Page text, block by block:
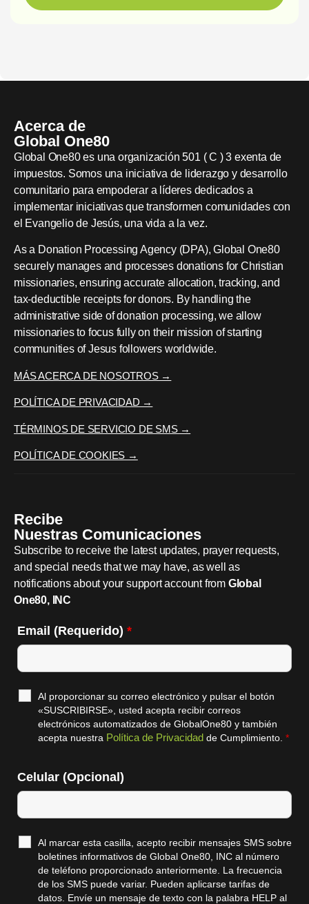
Acerca de
Global One80
Global One80 es una organización 501 ( C ) 3 exenta de
impuestos. Somos una iniciativa de liderazgo y desarrollo
comunitario para empoderar a líderes dedicados a
implementar iniciativas que transformen comunidades con
el Evangelio de Jesús, una vida a la vez.
As a Donation Processing Agency (DPA), Global One80
securely manages and processes donations for Christian
missionaries, ensuring accurate allocation, tracking, and
tax-deductible receipts for donors. By handling the
administrative side of donation processing, we allow
missionaries to focus fully on their mission of starting
communities of Jesus followers worldwide.
MÁS ACERCA DE NOSOTROS →
POLÍTICA DE PRIVACIDAD →
TÉRMINOS DE SERVICIO DE SMS →
POLÍTICA DE COOKIES →
Recibe
Nuestras Comunicaciones
Subscribe to receive the latest updates, prayer requests,
and special needs that we may have, as well as
notifications about your support account from Global
One80, INC
Email (Requerido) *
Al proporcionar su correo electrónico y pulsar el botón
«SUSCRIBIRSE», usted acepta recibir correos
electrónicos automatizados de GlobalOne80 y también
acepta nuestra Política de Privacidad de Cumplimiento. *
Celular (Opcional)
Al marcar esta casilla, acepto recibir mensajes SMS sobre
boletines informativos de Global One80, INC al número
de teléfono proporcionado anteriormente. La frecuencia
de los SMS puede variar. Pueden aplicarse tarifas de
datos. Envíe un mensaje de texto con la palabra HELP al